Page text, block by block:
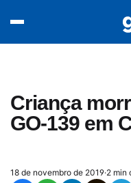
Criança
GO-139 em
18 de novembro de 2019·2 min
acontece agora
entretenimento
vídeos
pod020